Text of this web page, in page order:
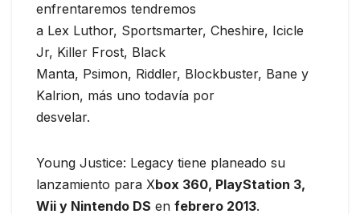
enfrentaremos tendremos
a Lex Luthor, Sportsmarter, Cheshire, Icicle
Jr, Killer Frost, Black
Manta, Psimon, Riddler, Blockbuster, Bane y
Kalrion, más uno todavía por
desvelar.
Young Justice: Legacy tiene planeado su
lanzamiento para Xbox 360, PlayStation 3,
Wii y Nintendo DS en febrero 2013.